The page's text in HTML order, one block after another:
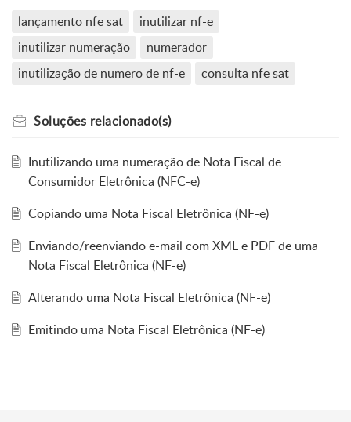
lançamento nfe sat
inutilizar nf-e
inutilizar numeração
numerador
inutilização de numero de nf-e
consulta nfe sat
Soluções relacionado(s)
Inutilizando uma numeração de Nota Fiscal de
Consumidor Eletrônica (NFC-e)
Copiando uma Nota Fiscal Eletrônica (NF-e)
Enviando/reenviando e-mail com XML e PDF de uma
Nota Fiscal Eletrônica (NF-e)
Alterando uma Nota Fiscal Eletrônica (NF-e)
Emitindo uma Nota Fiscal Eletrônica (NF-e)